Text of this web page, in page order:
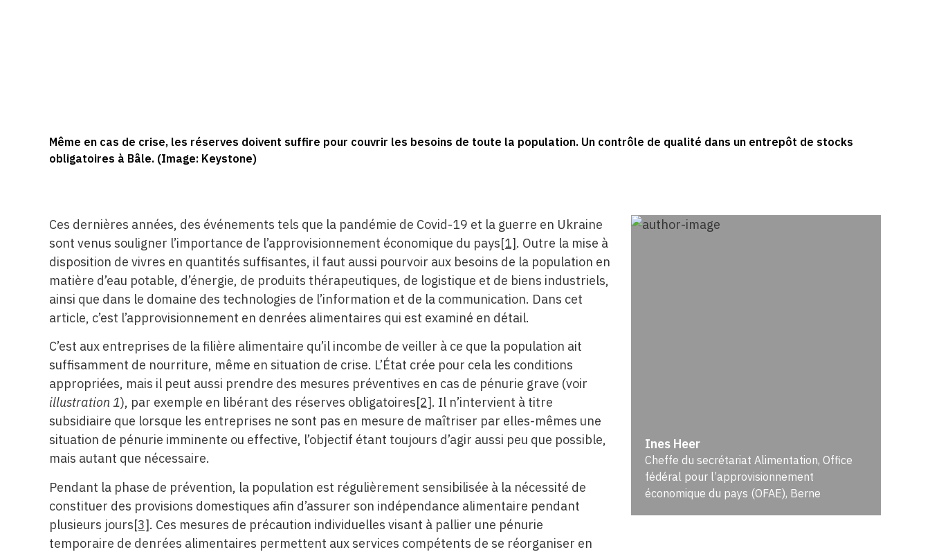
Même en cas de crise, les réserves doivent suffire pour couvrir les besoins de toute la population. Un contrôle de qualité dans un entrepôt de stocks
obligatoires à Bâle. (Image: Keystone)
Ces dernières années, des événements tels que la pandémie de Covid-19 et la guerre en Ukraine
sont venus souligner l’importance de l’approvisionnement économique du pays[1]. Outre la mise à
disposition de vivres en quantités suffisantes, il faut aussi pourvoir aux besoins de la population en
matière d’eau potable, d’énergie, de produits thérapeutiques, de logistique et de biens industriels,
ainsi que dans le domaine des technologies de l’information et de la communication. Dans cet
article, c’est l’approvisionnement en denrées alimentaires qui est examiné en détail.
C’est aux entreprises de la filière alimentaire qu’il incombe de veiller à ce que la population ait
suffisamment de nourriture, même en situation de crise. L’État crée pour cela les conditions
appropriées, mais il peut aussi prendre des mesures préventives en cas de pénurie grave (voir
illustration 1), par exemple en libérant des réserves obligatoires[2]. Il n’intervient à titre
subsidiaire que lorsque les entreprises ne sont pas en mesure de maîtriser par elles-mêmes une
situation de pénurie imminente ou effective, l’objectif étant toujours d’agir aussi peu que possible,
mais autant que nécessaire.
Pendant la phase de prévention, la population est régulièrement sensibilisée à la nécessité de
constituer des provisions domestiques afin d’assurer son indépendance alimentaire pendant
plusieurs jours[3]. Ces mesures de précaution individuelles visant à pallier une pénurie
temporaire de denrées alimentaires permettent aux services compétents de se réorganiser en
Ines Heer
Cheffe du secrétariat Alimentation, Office
fédéral pour l’approvisionnement
économique du pays (OFAE), Berne